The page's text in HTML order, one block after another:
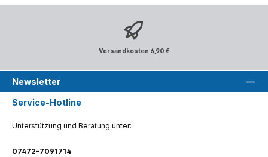
Versandkosten 6,90 €
Newsletter
Service-Hotline
Unterstützung und Beratung unter:
07472-7091714